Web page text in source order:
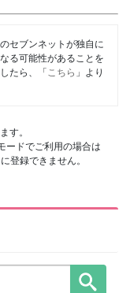
セブンネットが独自に
る可能性があることを
たら、「 こちら 」より
す。
ードでご利用の場合は
登録できません。